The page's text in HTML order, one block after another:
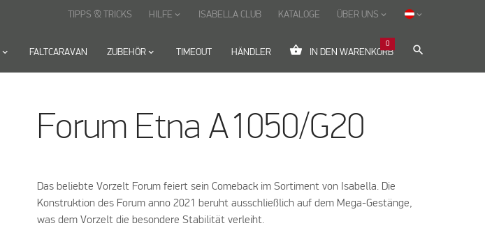
keyboard_arrow_down FALTCARAVAN ZUBEHÖR keyboard_arrow_down TIMEOUT HÄNDLER shopping_basket IN DEN WARENKORB
0
search
TIPPS & TRICKS HILFE keyboard_arrow_down ISABELLA CLUB KATALOGE ÜBER UNS keyboard_arrow_down keyboard_arrow_down
Forum Etna A1050/G20
Das beliebte Vorzelt Forum feiert sein Comeback im Sortiment von Isabella. Die
Konstruktion des Forum anno 2021 beruht ausschließlich auf dem Mega-Gestänge,
was dem Vorzelt die besondere Stabilität verleiht.